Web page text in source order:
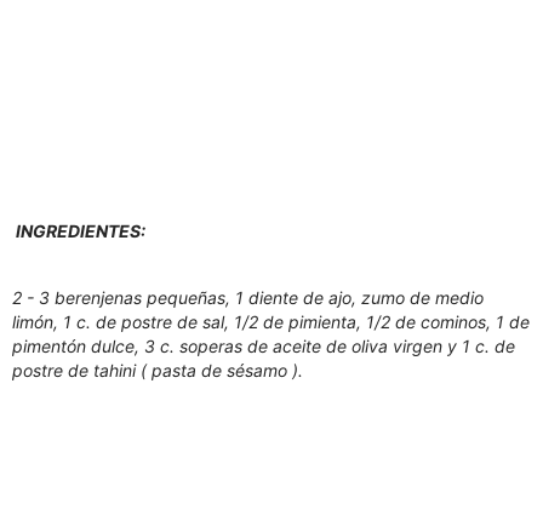
INGREDIENTES:
2 - 3 berenjenas pequeñas, 1 diente de ajo, zumo de medio
limón, 1 c. de postre de sal, 1/2 de pimienta, 1/2 de cominos, 1 de
pimentón dulce, 3 c. soperas de aceite de oliva virgen y 1 c. de
postre de tahini ( pasta de sésamo ).